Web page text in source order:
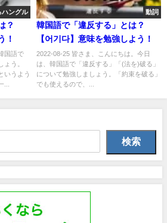
ハングル
？
！
国語で
ょう。
いうよう
動詞
韓国語で「違反する」とは？
【어기다】意味を勉強しよう！
2022-08-25 皆さま、こんにちは。今日
は、韓国語で「違反する」「(法を)破る」
について勉強しましょう。「約束を破る」
でも使えるので、...
検索